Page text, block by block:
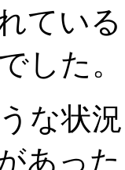
てい
した。
な状
あっ